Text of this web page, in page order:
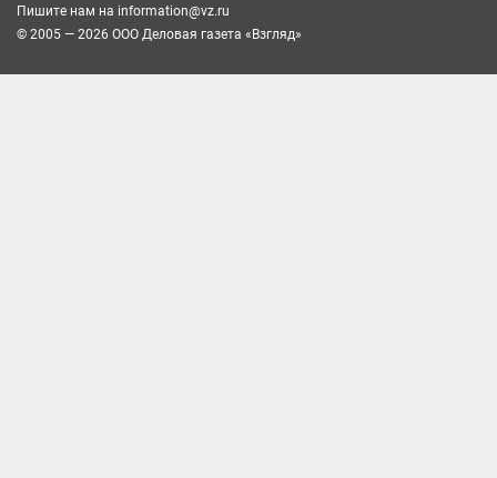
Пишите нам на information@vz.ru
© 2005 — 2026 ООО Деловая газета «Взгляд»